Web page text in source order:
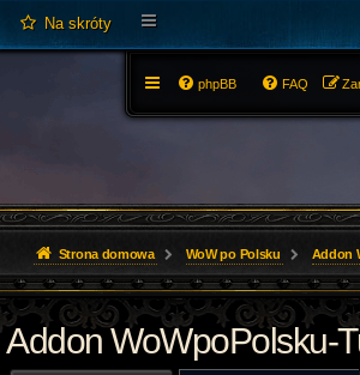
Na skróty
FAQ
phpBB
Strona domowa WoW po Polsku Addon
Addon WoWpoPolsku-